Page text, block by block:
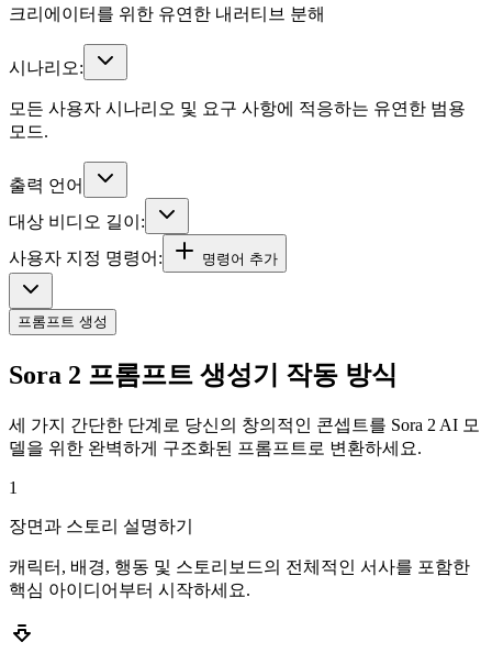
크리에이터를 위한 유연한 내러티브 분해
시나리오:
모든 사용자 시나리오 및 요구 사항에 적응하는 유연한 범용
모드.
출력 언어
대상 비디오 길이:
사용자 지정 명령어:
명령어 추가
프롬프트 생성
Sora 2 프롬프트 생성기 작동 방식
세 가지 간단한 단계로 당신의 창의적인 콘셉트를 Sora 2 AI 모
델을 위한 완벽하게 구조화된 프롬프트로 변환하세요.
1
장면과 스토리 설명하기
캐릭터, 배경, 행동 및 스토리보드의 전체적인 서사를 포함한
핵심 아이디어부터 시작하세요.